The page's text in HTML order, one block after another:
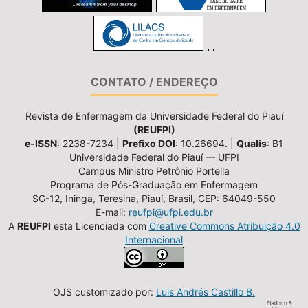
CONTATO / ENDEREÇO
Revista de Enfermagem da Universidade Federal do Piauí
(REUFPI)
e-ISSN: 2238-7234 | Prefixo DOI: 10.26694. | Qualis: B1
Universidade Federal do Piauí — UFPI
Campus Ministro Petrônio Portella
Programa de Pós-Graduação em Enfermagem
SG-12, Ininga, Teresina, Piauí, Brasil, CEP: 64049-550
E-mail: reufpi@ufpi.edu.br
A REUFPI esta Licenciada com Creative Commons Atribuição 4.0
Internacional
OJS customizado por: Luis Andrés Castillo B.